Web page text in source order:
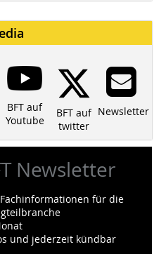
BFT auf
Youtube
BFT auf
twitter
Newsletter
Newsletter
für die
und jederzeit kündbar